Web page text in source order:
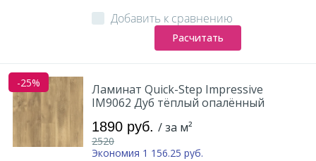
Добавить к сравнению
Расчитать
-25%
Ламинат Quick-Step Impressive
IM9062 Дуб тёплый опалённый
1890 руб. / за м²
2520
Экономия 1 156.25 руб.